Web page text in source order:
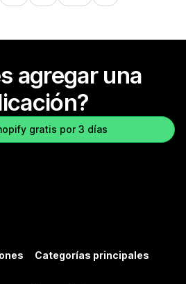
agregar una
gratis por 3 días
Categorías principales